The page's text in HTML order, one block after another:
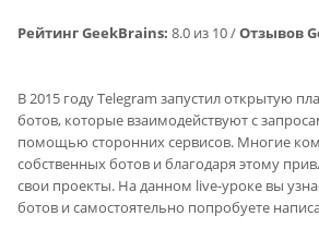
Рейтинг GeekBrains: 8.0 из 10 /Отзывов
В 2015 году Telegram запустил открытую
ботов, которые взаимодействуют с
помощью сторонних сервисов. Многие
собственных ботов и благодаря этому
свои проекты. На данном live-уроке вы
ботов и самостоятельно попробуете